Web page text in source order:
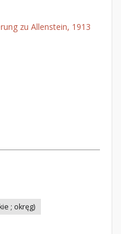
zu Allenstein, 1913
; okręg)